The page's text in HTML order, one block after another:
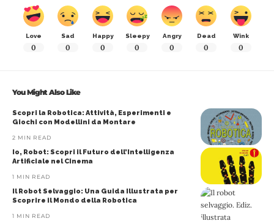
Love
0
Sad
0
Happy
0
Sleepy
0
Angry
0
Dead
0
Wink
0
You Might Also Like
Scopri la Robotica: Attività, Esperimenti e
Giochi con Modellini da Montare
2 MIN READ
Io, Robot: Scopri il Futuro dell’Intelligenza
Artificiale nel Cinema
1 MIN READ
Il Robot Selvaggio: Una Guida Illustrata per
Scoprire il Mondo della Robotica
1 MIN READ